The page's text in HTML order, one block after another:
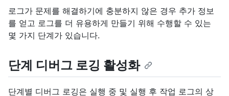
로그가 문제를 해결하기에 충분하지 않은 경우 추가 정보
를 얻고 로그를 더 유용하게 만들기 위해 수행할 수 있는
몇 가지 단계가 있습니다.
단계 디버그 로깅 활성화
단계별 디버그 로깅은 실행 중 및 실행 후 작업 로그의 상